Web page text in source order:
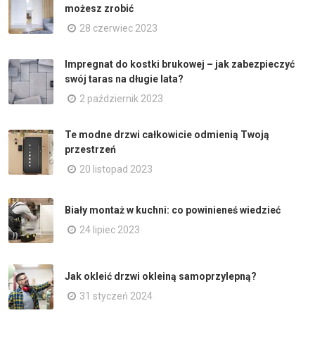
możesz zrobić
28 czerwiec 2023
Impregnat do kostki brukowej – jak zabezpieczyć
swój taras na długie lata?
2 październik 2023
Te modne drzwi całkowicie odmienią Twoją
przestrzeń
20 listopad 2023
Biały montaż w kuchni: co powinieneś wiedzieć
24 lipiec 2023
Jak okleić drzwi okleiną samoprzylepną?
31 styczeń 2024